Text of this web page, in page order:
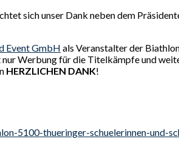
sich unser Dank neben dem
Event GmbH als Veranstalter der
Werbung für die Titelkämpfe und
HERZLICHEN DANK!
5100-thueringer-schuelerinnen-und-